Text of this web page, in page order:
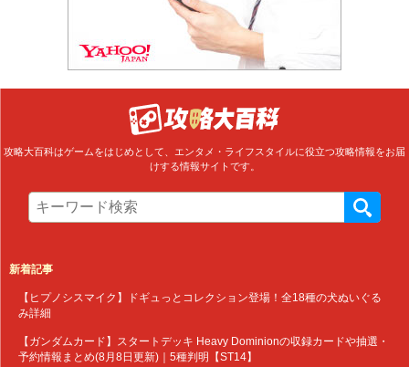
攻略大百科はゲームをはじめとして、エンタメ・ライフスタイルに役立つ攻略情報をお届
けする情報サイトです。
新着記事
【ヒプノシスマイク】ドギュっとコレクション登場！全18種の犬ぬいぐる
み詳細
【ガンダムカード】スタートデッキ Heavy Dominionの収録カードや抽選・
予約情報まとめ(8月8日更新)｜5種判明【ST14】